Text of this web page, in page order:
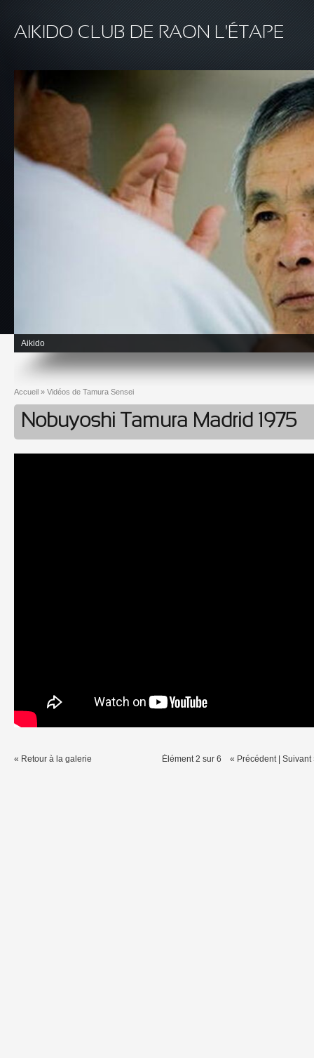
AIKIDO CLUB DE RAON L'ÉTAPE
Aikido
Vous êtes ici
Accueil » Vidéos de Tamura Sensei
Nobuyoshi Tamura Madrid 1975
« Retour à la galerie Élément 2 sur 6 « Précédent| Suivant